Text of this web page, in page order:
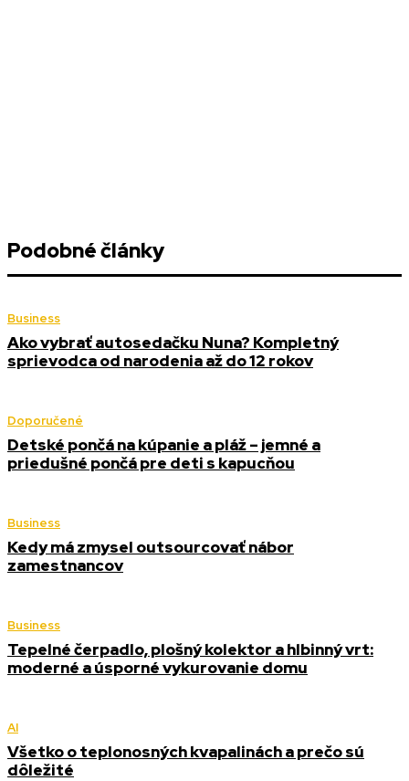
Podobné články
Business
Ako vybrať autosedačku Nuna? Kompletný
sprievodca od narodenia až do 12 rokov
Doporučené
Detské pončá na kúpanie a pláž – jemné a
priedušné pončá pre deti s kapucňou
Business
Kedy má zmysel outsourcovať nábor
zamestnancov
Business
Tepelné čerpadlo, plošný kolektor a hlbinný vrt:
moderné a úsporné vykurovanie domu
AI
Všetko o teplonosných kvapalinách a prečo sú
dôležité